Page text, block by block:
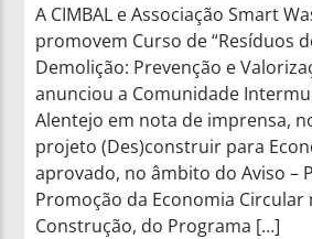
A CIMBAL e Associação Smart
promovem Curso de “Resíduos
Demolição: Prevenção e
anunciou a Comunidade
Alentejo em nota de imprensa,
projeto (Des)construir para
aprovado, no âmbito do Aviso –
Promoção da Economia Circular
Construção, do Programa […]